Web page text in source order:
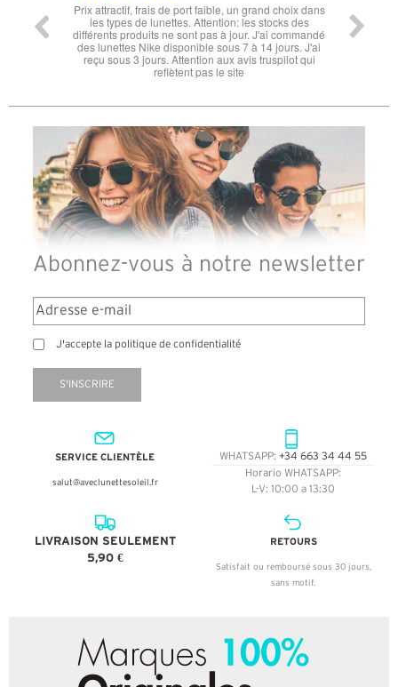
Prix attractif, frais de port faible, un grand choix dans
les types de lunettes. Attention: les stocks des
différents produits ne sont pas à jour. J'ai commandé
des lunettes Nike disponible sous 7 à 14 jours. J'ai
reçu sous 3 jours. Attention aux avis truspilot qui
reflètent pas le site
Abonnez-vous à notre newsletter
J'accepte la politique de confidentialité
S'INSCRIRE
SERVICE CLIENTÈLE
salut@aveclunettesoleil.fr
WHATSAPP: +34 663 34 44 55
Horario WHATSAPP:
L-V: 10:00 a 13:30
LIVRAISON SEULEMENT
5,90 €
RETOURS
Satisfait ou remboursé sous 30 jours,
sans motif.